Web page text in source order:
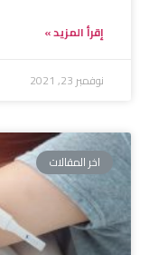
إقرأ المزيد »
نوفمبر 23, 2021
اخر المقالات